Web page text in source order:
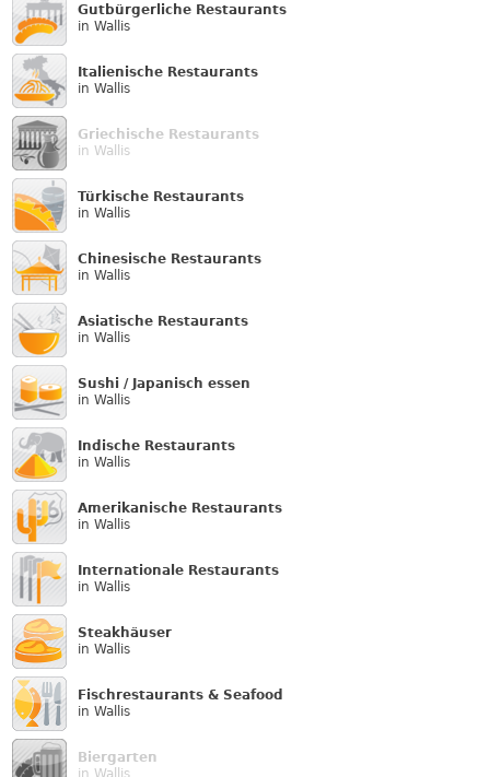
Gutbürgerliche Restaurants
in Wallis
Italienische Restaurants
in Wallis
Griechische Restaurants
in Wallis
Türkische Restaurants
in Wallis
Chinesische Restaurants
in Wallis
Asiatische Restaurants
in Wallis
Sushi / Japanisch essen
in Wallis
Indische Restaurants
in Wallis
Amerikanische Restaurants
in Wallis
Internationale Restaurants
in Wallis
Steakhäuser
in Wallis
Fischrestaurants & Seafood
in Wallis
Biergarten
in Wallis